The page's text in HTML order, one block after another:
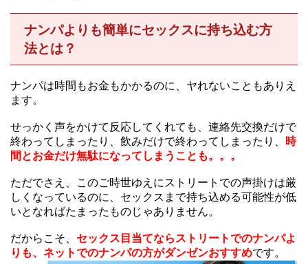
ナンパよりも簡単にセックスに持ち込む方
法とは？
ナンパは時間もお金もかかるのに、ヤれないこともありえ
ます。
せっかく声をかけて反応してくれても、連絡先交換だけで
終わってしまったり、飲みだけで終わってしまったり、
時
間とお金だけ無駄になってしまうことも。。。
ただでさえ、このご時世ゆえにストリートでの声掛けは厳
しくなっているのに、セックスまで持ち込める可能性が低
いとなればたまったものじゃありません。
だからこそ、 セックス目当てならストリートでのナンパよ
りも、ネットでのナンパの方がダンゼンおすすめです。